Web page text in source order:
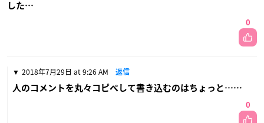
した…
0
2018年7月29日 at 9:26 AM 返信
人のコメントを丸々コピペして書き込むのはちょっと……
0